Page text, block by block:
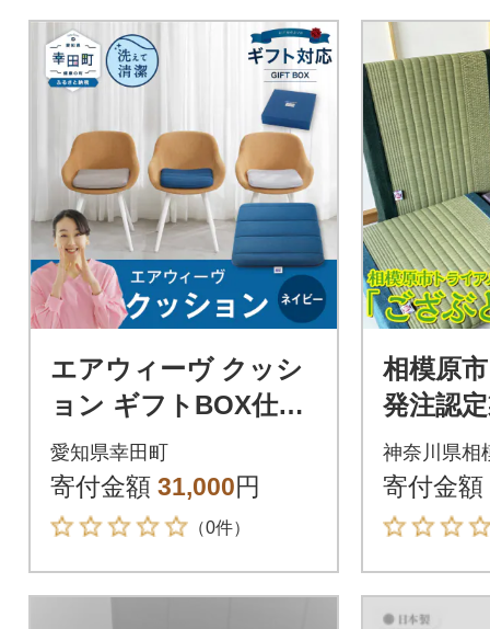
エアウィーヴ クッシ
ョン ギフトBOX仕様
ネイビー | 寝具 イン
テリア 座布団 ざぶと
ん
愛知県幸田町
寄付金額 31,000円
（0件）
相模原
発注認
とん」|
用品 雑
定不可
神奈川県相
寄付金額